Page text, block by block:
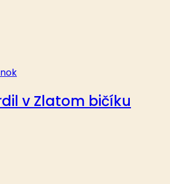
v Zlatom bičíku